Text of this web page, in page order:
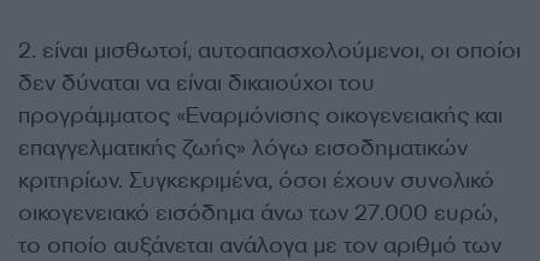
2. είναι μισθωτοί, αυτοαπασχολούμενοι, οι οποίοι
δεν δύναται να είναι δικαιούχοι του
προγράμματος «Εναρμόνισης οικογενειακής και
επαγγελματικής ζωής» λόγω εισοδηματικών
κριτηρίων. Συγκεκριμένα, όσοι έχουν συνολικό
οικογενειακό εισόδημα άνω των 27.000 ευρώ,
το οποίο αυξάνεται ανάλογα με τον αριθμό των